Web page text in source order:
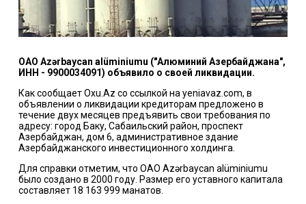
ОАО Azərbaycan alüminiumu ("Алюминий Азербайджана",
ИНН - 9900034091) объявило о своей ликвидации.
Как сообщает Oxu.Az со ссылкой на yeniavaz.com, в
объявлении о ликвидации кредиторам предложено в
течение двух месяцев предъявить свои требования по
адресу: город Баку, Сабаильский район, проспект
Азербайджан, дом 6, административное здание
Азербайджанского инвестиционного холдинга.
Для справки отметим, что ОАО Azərbaycan alüminiumu
было создано в 2000 году. Размер его уставного капитала
составляет 18 163 999 манатов.